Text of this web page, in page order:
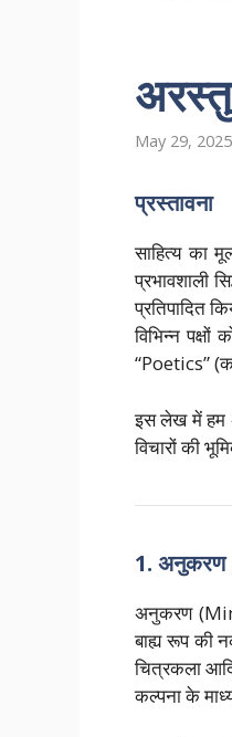
May 29, 2025
प्रस्तावना
साहित्य का
प्रभावशाली
प्रतिपादित
विभिन्न
“Poetics”
इस लेख में हम
विचारों की
1. अनुकरण
अनुकरण
बाह्य रूप की
चित्रकला
कल्पना के